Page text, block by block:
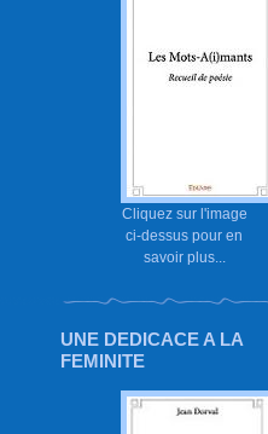
Cliquez sur l'image
ci-dessus pour en
savoir plus...
UNE DEDICACE A LA
FEMINITE